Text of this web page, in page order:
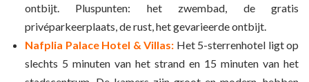
ontbijt. Pluspunten: het zwembad, de gratis
privéparkeerplaats, de rust, het gevarieerde ontbijt.
Nafplia Palace Hotel & Villas: Het 5-sterrenhotel ligt op
slechts 5 minuten van het strand en 15 minuten van het